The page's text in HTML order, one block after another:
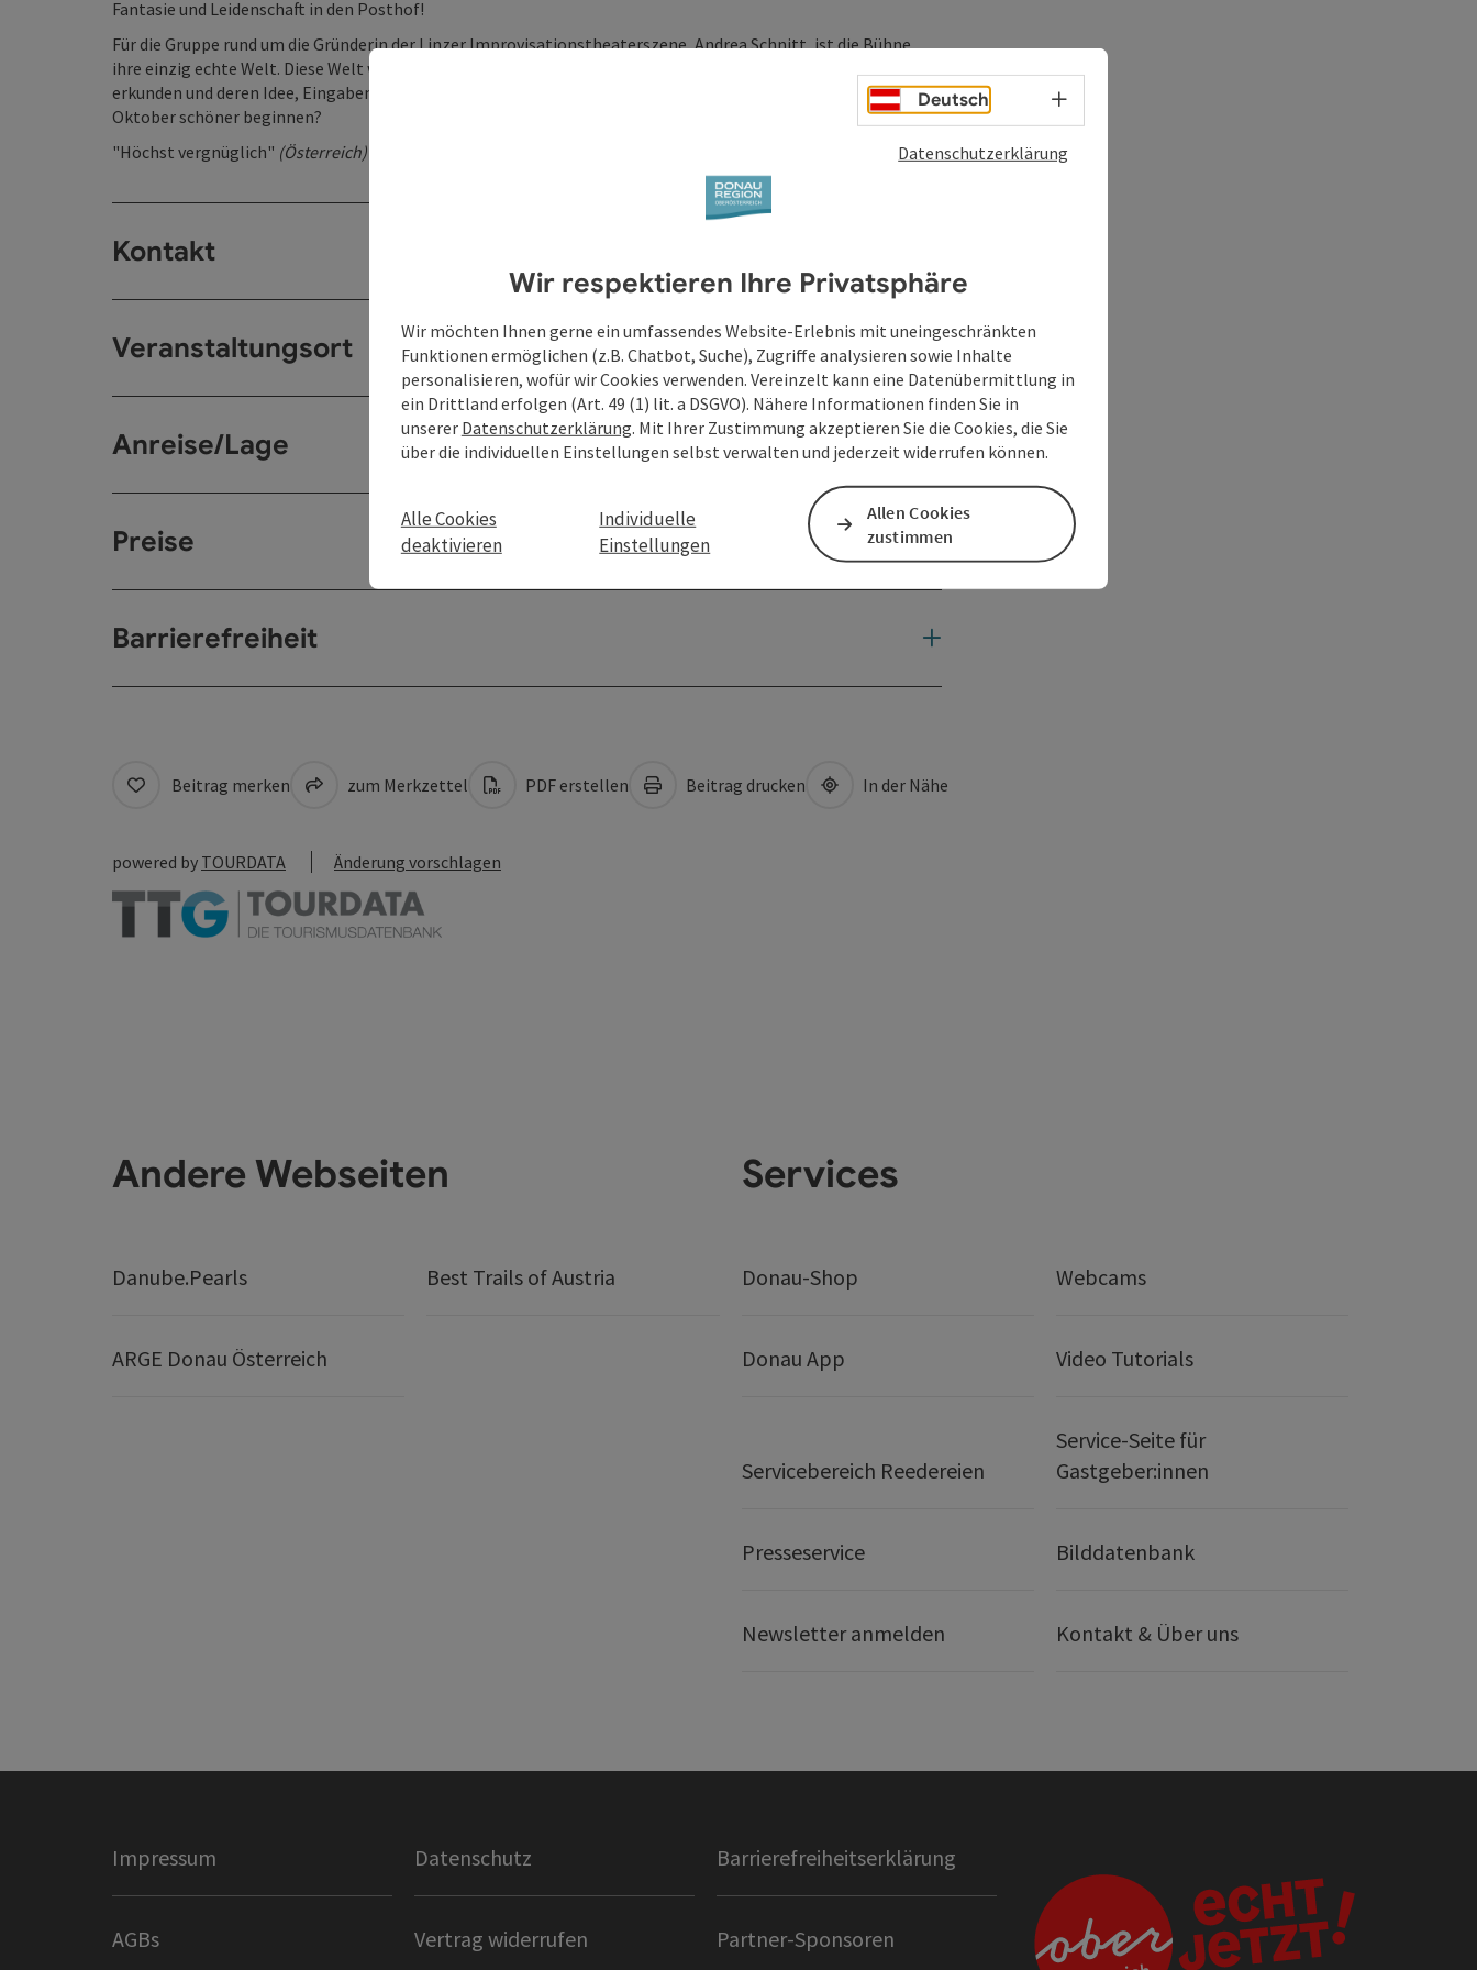
Fantasie und Leidenschaft in den Posthof!
Für die Gruppe rund um die Gründerin der Linzer Improvisationstheaterszene, Andrea Schnitt, ist die Bühne
ihre einzig echte Welt. Diese Welt wollen die spontanen Spieler:innen gemeinsam mit ihrem Publikum
erkunden und deren Idee, Eingaben, Vorschläge in die buntesten Farbtöpfe der Fantasie tauchen. Kann der
Oktober schöner beginnen?
"Höchst vergnüglich" (Österreich)
Kontakt
Veranstaltungsort
Anreise/Lage
Preise
Barrierefreiheit
Beitrag merken zum Merkzettel PDF erstellen Beitrag drucken In der Nähe
powered by TOURDATA Änderung vorschlagen
Andere Webseiten
Danube.Pearls Best Trails of Austria
ARGE Donau Österreich
Services
Donau-Shop Webcams
Donau App Video Tutorials
Servicebereich Reedereien
Service-Seite für
Gastgeber:innen
Presseservice Bilddatenbank
Newsletter anmelden Kontakt & Über uns
Impressum Datenschutz Barrierefreiheitserklärung
AGBs Vertrag widerrufen Partner-Sponsoren
Deutsch Sprachwahl - Menü öffnen
Datenschutzerklärung
Wir respektieren Ihre Privatsphäre
Wir möchten Ihnen gerne ein umfassendes Website-Erlebnis mit uneingeschränkten
Funktionen ermöglichen (z.B. Chatbot, Suche), Zugriffe analysieren sowie Inhalte
personalisieren, wofür wir Cookies verwenden. Vereinzelt kann eine Datenübermittlung in
ein Drittland erfolgen (Art. 49 (1) lit. a DSGVO). Nähere Informationen finden Sie in
unserer Datenschutzerklärung. Mit Ihrer Zustimmung akzeptieren Sie die Cookies, die Sie
über die individuellen Einstellungen selbst verwalten und jederzeit widerrufen können.
Alle Cookies
deaktivieren
Individuelle
Einstellungen
Allen Cookies
zustimmen